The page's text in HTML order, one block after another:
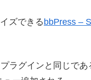
ズできる bbPress –
ラグインと同じで